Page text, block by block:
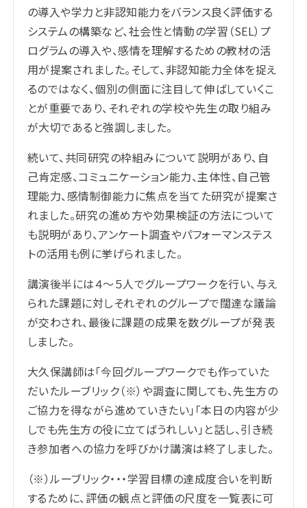
の導入や学力と非認知能力をバランス良く評価する
システムの構築など、社会性と情動の学習（SEL）プ
ログラムの導入や、感情を理解するための教材の活
用が提案されました。そして、非認知能力全体を捉え
るのではなく、個別の側面に注目して伸ばしていくこ
とが重要であり、それぞれの学校や先生の取り組み
が大切であると強調しました。
続いて、共同研究の枠組みについて説明があり、自
己肯定感、コミュニケーション能力、主体性、自己管
理能力、感情制御能力に焦点を当てた研究が提案さ
れました。研究の進め方や効果検証の方法について
も説明があり、アンケート調査やパフォーマンステス
トの活用も例に挙げられました。
講演後半には４～５人でグループワークを行い、与え
られた課題に対しそれぞれのグループで闊達な議論
が交わされ、最後に課題の成果を数グループが発表
しました。
大久保講師は「今回グループワークでも作っていた
だいたルーブリック（※）や調査に関しても、先生方の
ご協力を得ながら進めていきたい」「本日の内容が少
しでも先生方の役に立てばうれしい」と話し、引き続
き参加者への協力を呼びかけ講演は終了しました。
（※）ルーブリック・・・学習目標の達成度合いを判断
するために、評価の観点と評価の尺度を一覧表に可